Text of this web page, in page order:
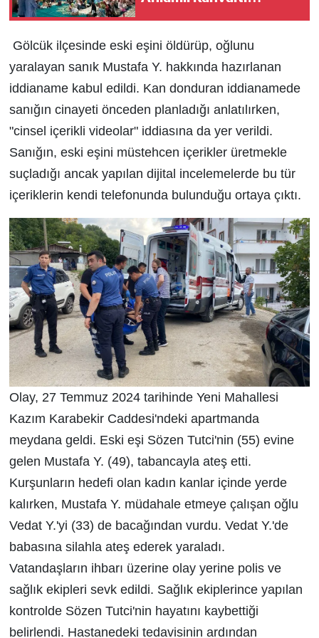
Gölcük ilçesinde eski eşini öldürüp, oğlunu
yaralayan sanık Mustafa Y. hakkında hazırlanan
iddianame kabul edildi. Kan donduran iddianamede
sanığın cinayeti önceden planladığı anlatılırken,
"cinsel içerikli videolar" iddiasına da yer verildi.
Sanığın, eski eşini müstehcen içerikler üretmekle
suçladığı ancak yapılan dijital incelemelerde bu tür
içeriklerin kendi telefonunda bulunduğu ortaya çıktı.
Olay, 27 Temmuz 2024 tarihinde Yeni Mahallesi
Kazım Karabekir Caddesi'ndeki apartmanda
meydana geldi. Eski eşi Sözen Tutci'nin (55) evine
gelen Mustafa Y. (49), tabancayla ateş etti.
Kurşunların hedefi olan kadın kanlar içinde yerde
kalırken, Mustafa Y. müdahale etmeye çalışan oğlu
Vedat Y.'yi (33) de bacağından vurdu. Vedat Y.'de
babasına silahla ateş ederek yaraladı.
Vatandaşların ihbarı üzerine olay yerine polis ve
sağlık ekipleri sevk edildi. Sağlık ekiplerince yapılan
kontrolde Sözen Tutci'nin hayatını kaybettiği
belirlendi. Hastanedeki tedavisinin ardından